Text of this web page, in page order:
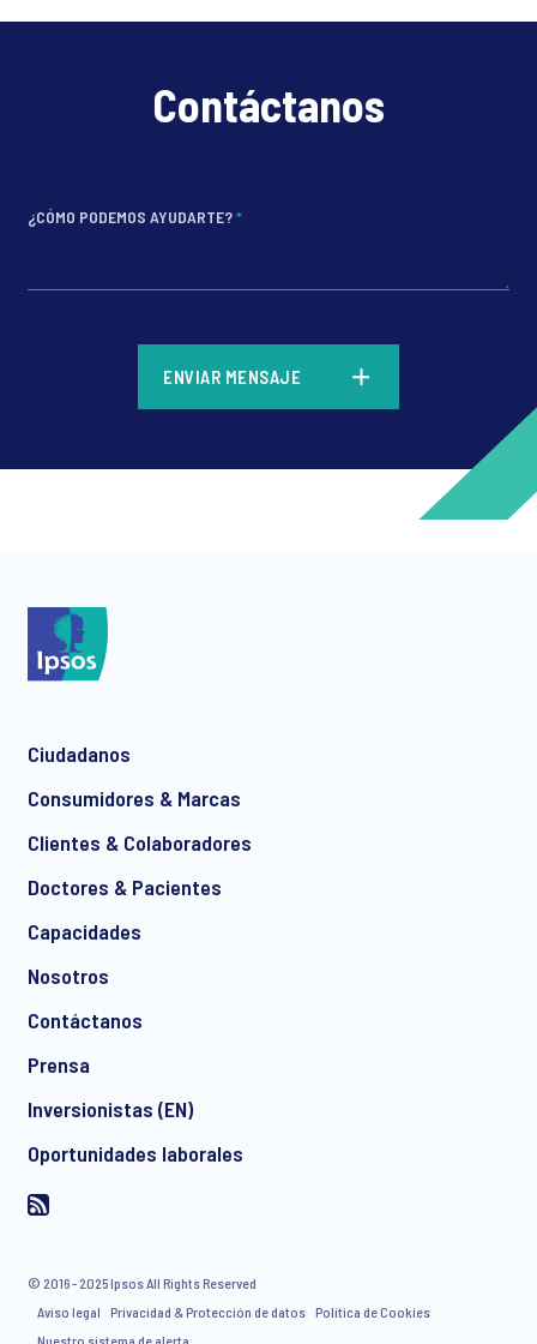
Contáctanos
¿CÓMO PODEMOS AYUDARTE?*
*
communication about products and services including
ENVIAR MENSAJE
Ciudadanos
Consumidores & Marcas
Clientes & Colaboradores
Doctores & Pacientes
Capacidades
Nosotros
Contáctanos
Prensa
Inversionistas (EN)
Oportunidades laborales
© 2016 - 2025 Ipsos All Rights Reserved
Aviso legal
Privacidad & Protección de datos Política de Cookies
Nuestro sistema de alerta